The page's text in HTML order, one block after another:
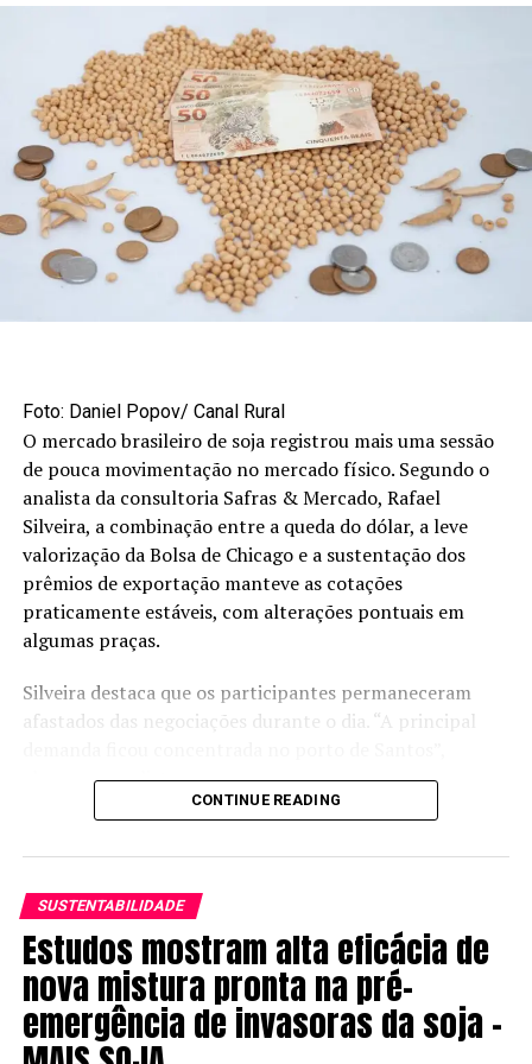
Subiu! Saiba os preços de soja no Brasil em dia de
conversa entre Trump e Xi Jinping
DON'T MISS
Resiliência da agricultura do Rio Grande do Sul – MAIS
SOJA
Foto: Daniel Popov/ Canal Rural
O mercado brasileiro de soja registrou mais uma sessão
de pouca movimentação no mercado físico. Segundo o
analista da consultoria Safras & Mercado, Rafael
Silveira, a combinação entre a queda do dólar, a leve
valorização da Bolsa de Chicago e a sustentação dos
prêmios de exportação manteve as cotações
praticamente estáveis, com alterações pontuais em
algumas praças.
Silveira destaca que os participantes permaneceram
afastados das negociações durante o dia. “A principal
observa o analista.
soja: acesse a comunidade Soja Brasil no
WhatsApp!
Preços de soja no Brasil
Passo Fundo (RS):manteve em R$ 139,00
Santa Rosa (RS) : manteve em R$ 140,00
CONTINUE READING
SUSTENTABILIDADE
Estudos mostram alta eficácia de
nova mistura pronta na pré-
emergência de invasoras da soja –